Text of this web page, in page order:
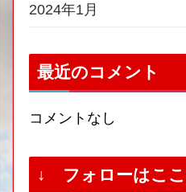
2024年1月
最近のコメント
コメントなし
↓ フォローはこ